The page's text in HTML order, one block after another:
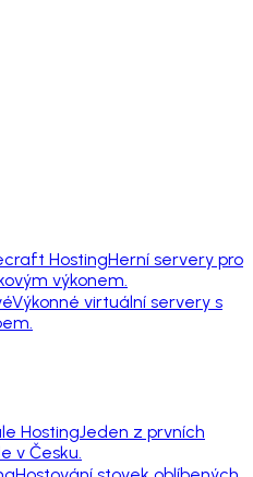
HostingHerní servery pro
výkonem.
Výkonné virtuální servery s
HostingJeden z prvních
v Česku.